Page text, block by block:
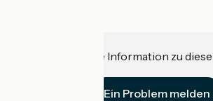
Haben Sie eine Information zu
Ein Problem melden